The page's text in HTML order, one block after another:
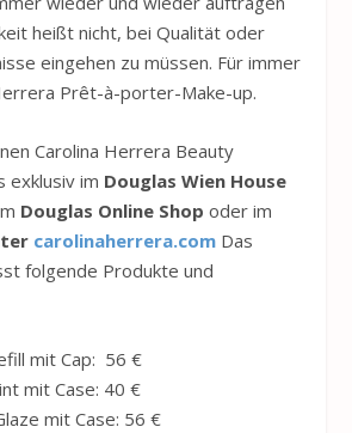
heißt nicht, bei Qualität oder
eingehen zu müssen. Für immer
Prêt-à-porter-Make-up.
Carolina Herrera Beauty
exklusiv im Douglas Wien House
Douglas Online Shop oder im
carolinaherrera.com Das
folgende Produkte und
mit Cap: 56 €
mit Case: 40 €
mit Case: 56 €